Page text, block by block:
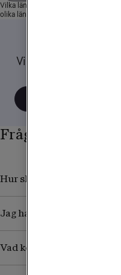
Vilka länder som ingår i Obegränsad
olika länder
Vi har samlat ett
Frågor och svar
Hur skyddar jag mig från
Jag har köpt ett
Vad kostar det att ta emot